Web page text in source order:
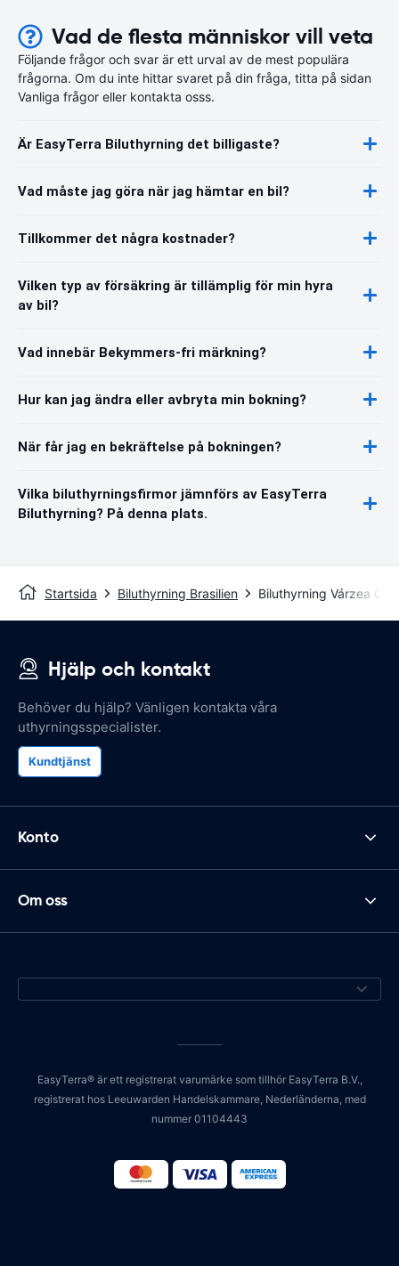
Vad de flesta människor vill veta
Följande frågor och svar är ett urval av de mest populära
frågorna. Om du inte hittar svaret på din fråga, titta på sidan
Vanliga frågor eller kontakta osss.
Är EasyTerra Biluthyrning det billigaste?
Vad måste jag göra när jag hämtar en bil?
Tillkommer det några kostnader?
Vilken typ av försäkring är tillämplig för min hyra
av bil?
Vad innebär Bekymmers-fri märkning?
Hur kan jag ändra eller avbryta min bokning?
När får jag en bekräftelse på bokningen?
Vilka biluthyrningsfirmor jämnförs av EasyTerra
Biluthyrning? På denna plats.
Startsida Biluthyrning Brasilien Biluthyrning Várzea
Hjälp och kontakt
Behöver du hjälp? Vänligen kontakta våra
uthyrningsspecialister.
Kundtjänst
Konto
Om oss
EasyTerra® är ett registrerat varumärke som tillhör EasyTerra B.V.,
registrerat hos Leeuwarden Handelskammare, Nederländerna, med
nummer 01104443